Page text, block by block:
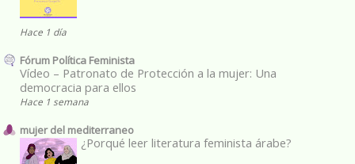
Hace 1 día
Fórum Política Feminista
Vídeo – Patronato de Protección a la mujer: Una
democracia para ellos
Hace 1 semana
mujer del mediterraneo
¿Porqué leer literatura feminista árabe?